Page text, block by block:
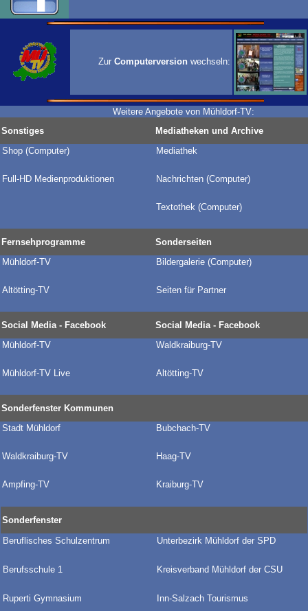
Zur Computerversion wechseln:
Weitere Angebote von Mühldorf-TV:
Sonstiges
Mediatheken und Archive
Shop (Computer)
Mediathek
Full-HD Medienproduktionen Nachrichten (Computer)
Textothek (Computer)
Fernsehprogramme
Sonderseiten
Mühldorf-TV
Bildergalerie (Computer)
Altötting-TV Seiten für Partner
Social Media - Facebook
Social Media - Facebook
Mühldorf-TV
Waldkraiburg-TV
Mühldorf-TV Live Altötting-TV
Sonderfenster Kommunen
Stadt Mühldorf
Bubchach-TV
Waldkraiburg-TV Haag-TV
Ampfing-TV Kraiburg-TV
Sonderfenster
Beruflisches Schulzentrum
Unterbezirk Mühldorf der SPD
Berufsschule 1 Kreisverband Mühldorf der CSU
Ruperti Gymnasium Inn-Salzach Tourismus